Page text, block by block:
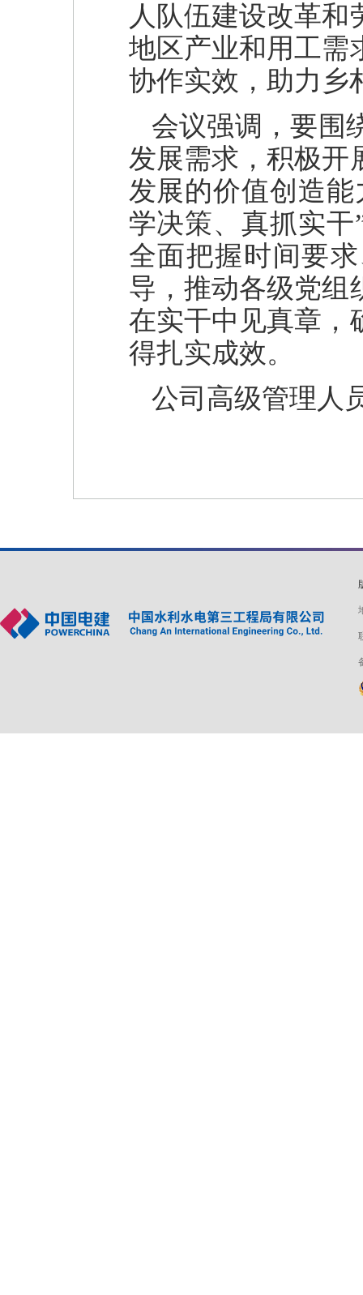
人队伍建设改革
地区产业和用工需
协作实效，助力乡
会议强调，要围
发展需求，积极开
发展的价值创造
学决策、真抓实
全面把握时间要
导，推动各级党组
在实干中见真章，
得扎实成效。
公司高级管理人